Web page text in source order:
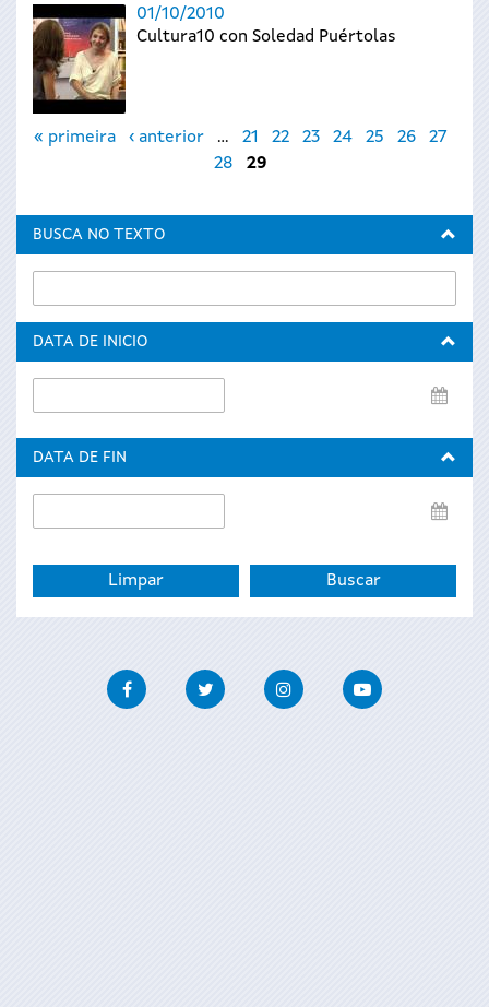
01/10/2010
Cultura10 con Soledad Puértolas
Páxinas
« primeira ‹ anterior … 21 22 23 24 25 26
27
28
29
BUSCA NO TEXTO
DATA DE INICIO
de
DATA DE FIN
de
FacebookTwitter InstagramYoutube